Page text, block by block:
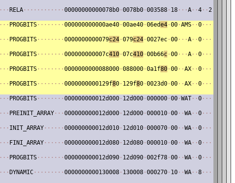
· · · RELA · · · · · · · · · · · ·00000000000078b0 ·0078b0 ·003588 · 18 · · ·A · ·4 · ·2
· · · PROGBITS · · · · · · · ·000000000000ae40 ·00ae40 ·06ede4 ·00 ·AMS · ·0 · · ·
· · · PROGBITS · · · · · · · ·0000000000079c24 ·079c24 ·0027ec ·00 · · ·A · ·0 · · ·
· · · PROGBITS · · · · · · · ·000000000007c410 ·07c410 ·00b66c ·00 · · ·A · ·0 · · ·
· · · PROGBITS · · · · · · · ·0000000000088000 ·088000 ·0a1f80 ·00 · ·AX · ·0 · · ·
· · · PROGBITS · · · · · · · ·0000000000129f80 · 129f80 ·0023d0 ·00 · ·AX · ·0 · · ·
· · · PROGBITS · · · · · · · ·000000000012d000 · 12d000 ·000000 ·00 ·WAT · ·0 · · ·
· · · PREINIT_ARRAY · · ·000000000012d000 · 12d000 ·000010 ·00 · ·WA · ·0 · · ·
· · · INIT_ARRAY · · · · · ·000000000012d010 · 12d010 ·000070 ·00 · ·WA · ·0 · · ·
· · · FINI_ARRAY · · · · · ·000000000012d080 · 12d080 ·000010 ·00 · ·WA · ·0 · · ·
· · · PROGBITS · · · · · · · ·000000000012d090 · 12d090 ·002f78 ·00 · ·WA · ·0 · · ·
· · · DYNAMIC · · · · · · · · ·0000000000130008 · 130008 ·000270 · 10 · ·WA · ·8 · · ·